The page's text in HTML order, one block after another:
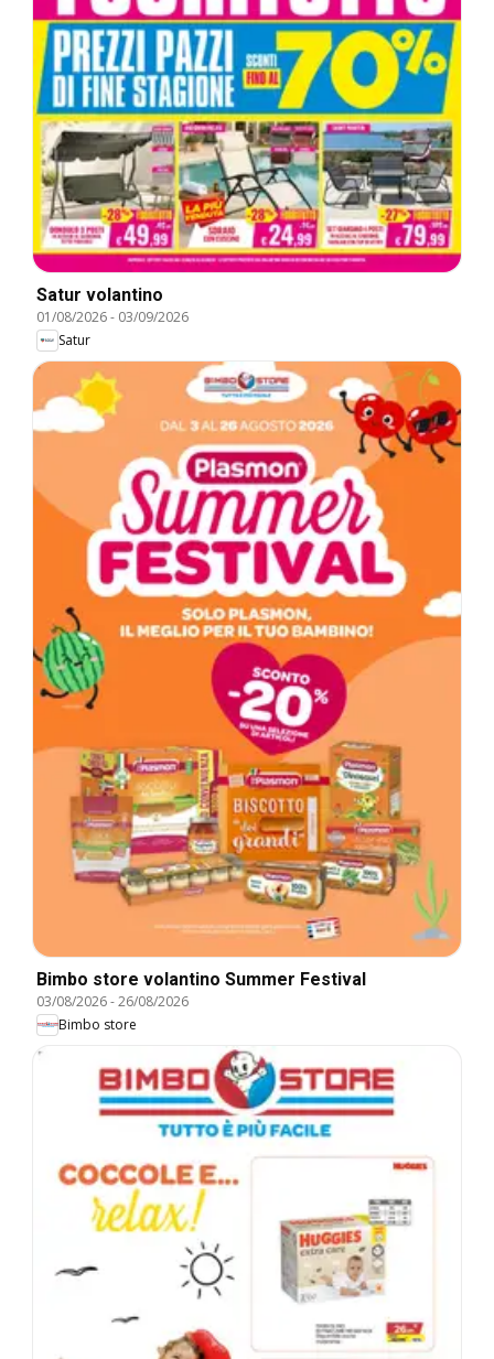
Satur volantino
01/08/2026- 03/09/2026
Satur
Bimbo store volantino Summer Festival
03/08/2026-26/08/2026
Bimbo store